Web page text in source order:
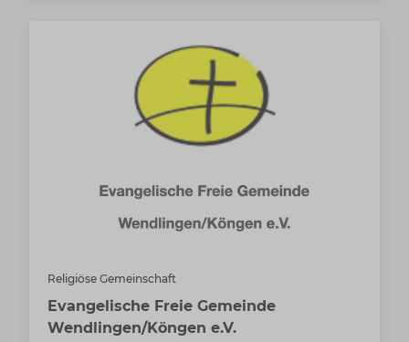
Religiöse Gemeinschaft
Evangelische Freie Gemeinde
Wendlingen/Köngen e.V.